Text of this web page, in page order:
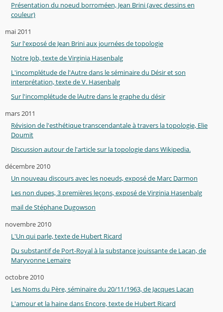
Présentation du noeud borroméen, Jean Brini (avec dessins en
couleur)
mai 2011
Sur l'exposé de Jean Brini aux journées de topologie
Notre Job, texte de Virginia Hasenbalg
L'incomplétude de l'Autre dans le séminaire du Désir et son
interprétation, texte de V. Hasenbalg
Sur l'incomplétude de lAutre dans le graphe du désir
mars 2011
Révision de l'esthétique transcendantale à travers la topologie, Elie
Doumit
Discussion autour de l'article sur la topologie dans Wikipedia.
décembre 2010
Un nouveau discours avec les noeuds, exposé de Marc Darmon
Les non dupes, 3 premières leçons, exposé de Virginia Hasenbalg
mail de Stéphane Dugowson
novembre 2010
L'Un qui parle, texte de Hubert Ricard
Du substantif de Port-Royal à la substance jouissante de Lacan, de
Maryvonne Lemaire
octobre 2010
Les Noms du Père, séminaire du 20/11/1963, de Jacques Lacan
L'amour et la haine dans Encore, texte de Hubert Ricard